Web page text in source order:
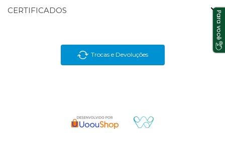
CERTIFICADOS
Trocas e Devoluções